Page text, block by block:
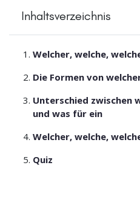
Inhaltsverzeichnis
Welcher, welche,
Die Formen von
Unterschied zwischen
und was für ein
Welcher, welche,
Quiz